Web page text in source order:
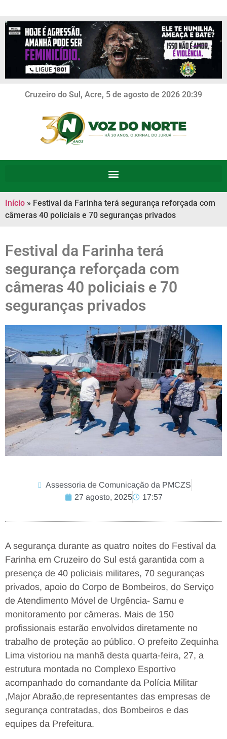
Cruzeiro do Sul, Acre, 5 de agosto de 2026 20:39
Início » Festival da Farinha terá segurança reforçada com
câmeras 40 policiais e 70 seguranças privados
Festival da Farinha terá
segurança reforçada com
câmeras 40 policiais e 70
seguranças privados
Assessoria de Comunicação da PMCZS
27 agosto, 2025
17:57
A segurança durante as quatro noites do Festival da
Farinha em Cruzeiro do Sul está garantida com a
presença de 40 policiais militares, 70 seguranças
privados, apoio do Corpo de Bombeiros, do Serviço
de Atendimento Móvel de Urgência- Samu e
monitoramento por câmeras. Mais de 150
profissionais estarão envolvidos diretamente no
trabalho de proteção ao público. O prefeito Zequinha
Lima vistoriou na manhã desta quarta-feira, 27, a
estrutura montada no Complexo Esportivo
acompanhado do comandante da Polícia Militar
,Major Abraão,de representantes das empresas de
segurança contratadas, dos Bombeiros e das
equipes da Prefeitura.